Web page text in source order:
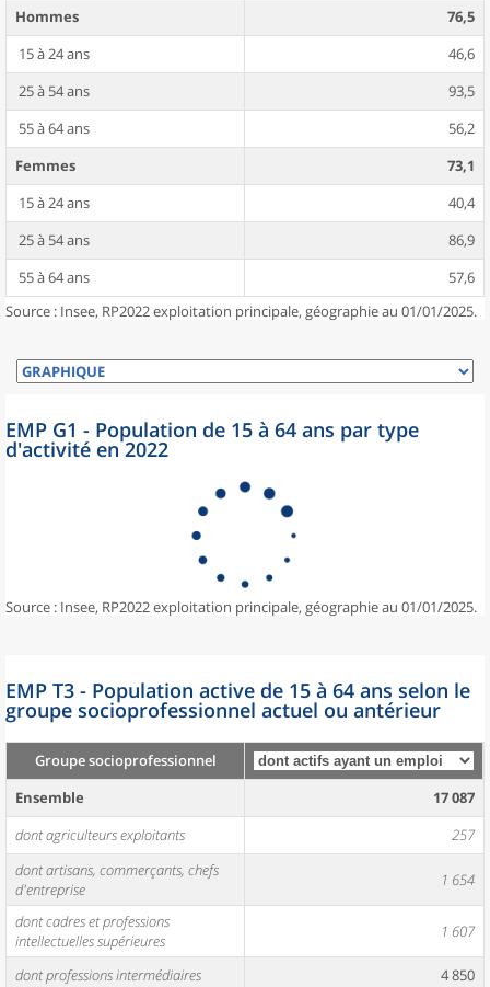
Hommes
76,5
15 à 24 ans
46,6
25 à 54 ans
93,5
55 à 64 ans
56,2
Femmes
73,1
15 à 24 ans
40,4
25 à 54 ans
86,9
55 à 64 ans
57,6
Source : Insee, RP2022 exploitation principale, géographie au 01/01/2025.
EMP G1 - Population de 15 à 64 ans par type
d'activité en 2022
Source : Insee, RP2022 exploitation principale, géographie au 01/01/2025.
EMP T3 - Population active de 15 à 64 ans selon le
groupe socioprofessionnel actuel ou antérieur
Groupe socioprofessionnel
Ensemble
17 087
dont agriculteurs exploitants
257
dont artisans, commerçants, chefs
d'entreprise
1 654
dont cadres et professions
intellectuelles supérieures
1 607
dont professions intermédiaires 4 850